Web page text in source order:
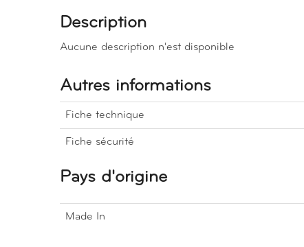
Description
Aucune description n'est disponible
Autres informations
Fiche technique
Fiche sécurité
Pays d'origine
Made In